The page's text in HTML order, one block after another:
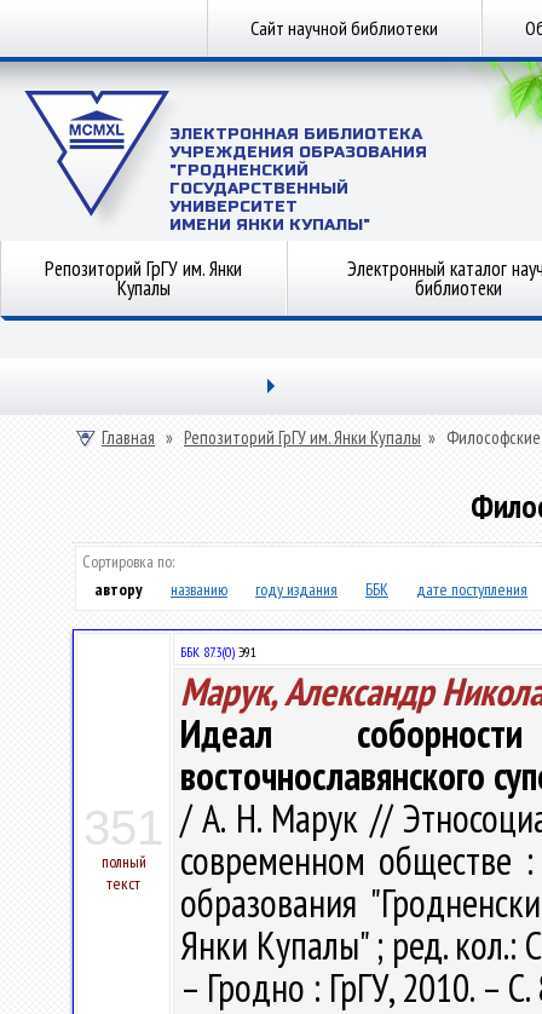
Сайт научной библиотеки
ЭЛЕКТРОННАЯ БИБЛИОТЕКА
УЧРЕЖДЕНИЯ ОБРАЗОВАНИЯ
"ГРОДНЕНСКИЙ
ГОСУДАРСТВЕННЫЙ
УНИВЕРСИТЕТ
ИМЕНИ ЯНКИ КУПАЛЫ"
Репозиторий ГрГУ им. Янки
Купалы
Электронный каталог
библиотеки
Главная » Репозиторий ГрГУ им. Янки Купалы »
Сортировка по:
автору
названию году издания ББК дате поступления
351
полный
текст
ББК 87.3(0) Э91
Марук, Александр
Идеал
восточнославянского
/ А. Н. Марук //
современном обществе
образования
Янки Купалы" ; ред. кол.:
– Гродно : ГрГУ, 2010. –